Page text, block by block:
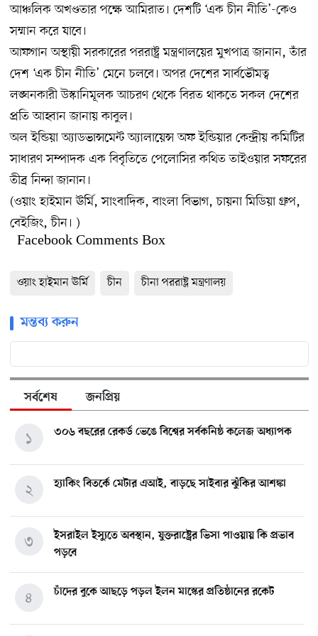
আঞ্চলিক অখণ্ডতার পক্ষে আমিরাত। দেশটি ‘এক চীন নীতি’-কেও
সম্মান করে যাবে।
আফগান অস্থায়ী সরকারের পররাষ্ট্র মন্ত্রণালয়ের মুখপাত্র জানান, তাঁর
দেশ ‘এক চীন নীতি’ মেনে চলবে। অপর দেশের সার্বভৌমত্ব
লঙ্ঘনকারী উস্কানিমূলক আচরণ থেকে বিরত থাকতে সকল দেশের
প্রতি আহ্বান জানায় কাবুল।
অল ইন্ডিয়া অ্যাডভান্সমেন্ট অ্যালায়েন্স অফ ইন্ডিয়ার কেন্দ্রীয় কমিটির
সাধারণ সম্পাদক এক বিবৃতিতে পেলোসির কথিত তাইওয়ার সফরের
তীব্র নিন্দা জানান।
(ওয়াং হাইমান ঊর্মি, সাংবাদিক, বাংলা বিভাগ, চায়না মিডিয়া গ্রুপ,
বেইজিং, চীন। )
Facebook Comments Box
ওয়াং হাইমান ঊর্মি চীন চীনা পররাষ্ট্র মন্ত্রণালয়
মন্তব্য করুন
সর্বশেষ জনপ্রিয়
৩০৬ বছরের রেকর্ড ভেঙে বিশ্বের সর্বকনিষ্ঠ কলেজ অধ্যাপক
১
হ্যাকিং বিতর্কে মেটার এআই, বাড়ছে সাইবার ঝুঁকির আশঙ্কা
২
ইসরাইল ইস্যুতে অবস্থান, যুক্তরাষ্ট্রের ভিসা পাওয়ায় কি প্রভাব
পড়বে
৩
চাঁদের বুকে আছড়ে পড়ল ইলন মাস্কের প্রতিষ্ঠানের রকেট
৪